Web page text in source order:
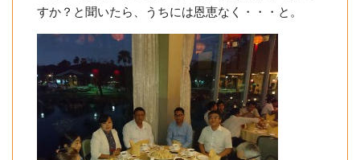
すか？と聞いたら、うちには恩恵なく・・・と。